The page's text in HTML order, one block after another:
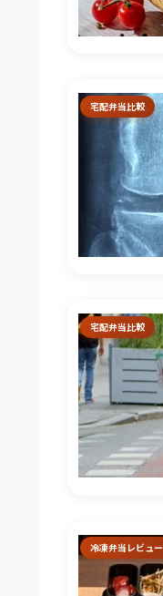
宅配弁当比較
宅配弁当比較
冷凍弁当レビュー